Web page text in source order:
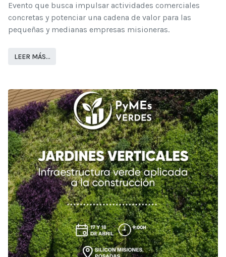
Evento que busca impulsar actividades comerciales
concretas y potenciar una cadena de valor para las
pequeñas y medianas empresas misioneras.
LEER MÁS…